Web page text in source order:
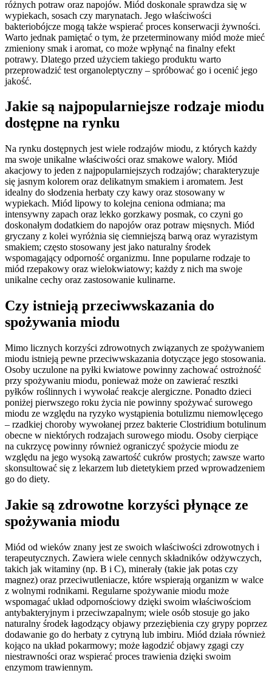
różnych potraw oraz napojów. Miód doskonale sprawdza się w
wypiekach, sosach czy marynatach. Jego właściwości
bakteriobójcze mogą także wspierać proces konserwacji żywności.
Warto jednak pamiętać o tym, że przeterminowany miód może mieć
zmieniony smak i aromat, co może wpłynąć na finalny efekt
potrawy. Dlatego przed użyciem takiego produktu warto
przeprowadzić test organoleptyczny – spróbować go i ocenić jego
jakość.
Jakie są najpopularniejsze rodzaje miodu
dostępne na rynku
Na rynku dostępnych jest wiele rodzajów miodu, z których każdy
ma swoje unikalne właściwości oraz smakowe walory. Miód
akacjowy to jeden z najpopularniejszych rodzajów; charakteryzuje
się jasnym kolorem oraz delikatnym smakiem i aromatem. Jest
idealny do słodzenia herbaty czy kawy oraz stosowany w
wypiekach. Miód lipowy to kolejna ceniona odmiana; ma
intensywny zapach oraz lekko gorzkawy posmak, co czyni go
doskonałym dodatkiem do napojów oraz potraw mięsnych. Miód
gryczany z kolei wyróżnia się ciemniejszą barwą oraz wyrazistym
smakiem; często stosowany jest jako naturalny środek
wspomagający odporność organizmu. Inne popularne rodzaje to
miód rzepakowy oraz wielokwiatowy; każdy z nich ma swoje
unikalne cechy oraz zastosowanie kulinarne.
Czy istnieją przeciwwskazania do
spożywania miodu
Mimo licznych korzyści zdrowotnych związanych ze spożywaniem
miodu istnieją pewne przeciwwskazania dotyczące jego stosowania.
Osoby uczulone na pyłki kwiatowe powinny zachować ostrożność
przy spożywaniu miodu, ponieważ może on zawierać resztki
pyłków roślinnych i wywołać reakcje alergiczne. Ponadto dzieci
poniżej pierwszego roku życia nie powinny spożywać surowego
miodu ze względu na ryzyko wystąpienia botulizmu niemowlęcego
– rzadkiej choroby wywołanej przez bakterie Clostridium botulinum
obecne w niektórych rodzajach surowego miodu. Osoby cierpiące
na cukrzycę powinny również ograniczyć spożycie miodu ze
względu na jego wysoką zawartość cukrów prostych; zawsze warto
skonsultować się z lekarzem lub dietetykiem przed wprowadzeniem
go do diety.
Jakie są zdrowotne korzyści płynące ze
spożywania miodu
Miód od wieków znany jest ze swoich właściwości zdrowotnych i
terapeutycznych. Zawiera wiele cennych składników odżywczych,
takich jak witaminy (np. B i C), minerały (takie jak potas czy
magnez) oraz przeciwutleniacze, które wspierają organizm w walce
z wolnymi rodnikami. Regularne spożywanie miodu może
wspomagać układ odpornościowy dzięki swoim właściwościom
antybakteryjnym i przeciwzapalnym; wiele osób stosuje go jako
naturalny środek łagodzący objawy przeziębienia czy grypy poprzez
dodawanie go do herbaty z cytryną lub imbiru. Miód działa również
kojąco na układ pokarmowy; może łagodzić objawy zgagi czy
niestrawności oraz wspierać proces trawienia dzięki swoim
enzymom trawiennym.